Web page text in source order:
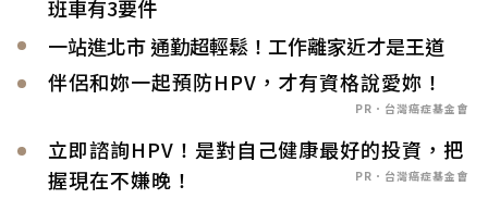
班車有3要件
一站進北市 通勤超輕鬆！工作離家近才是王道
伴侶和妳一起預防HPV，才有資格說愛妳！
PR．台灣癌症基金會
立即諮詢HPV！是對自己健康最好的投資，把
握現在不嫌晚！
PR．台灣癌症基金會